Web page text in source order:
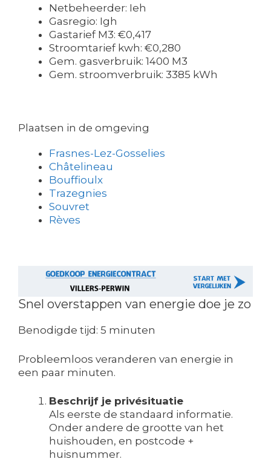
Netbeheerder: Ieh
Gasregio: Igh
Gastarief M3: €0,417
Stroomtarief kwh: €0,280
Gem. gasverbruik: 1400 M3
Gem. stroomverbruik: 3385 kWh
Plaatsen in de omgeving
Frasnes-Lez-Gosselies
Châtelineau
Bouffioulx
Trazegnies
Souvret
Rèves
Snel overstappen van energie doe je zo
Benodigde tijd: 5 minuten
Probleemloos veranderen van energie in
een paar minuten.
Beschrijf je privésituatie
Als eerste de standaard informatie.
Onder andere de grootte van het
huishouden, en postcode +
huisnummer.